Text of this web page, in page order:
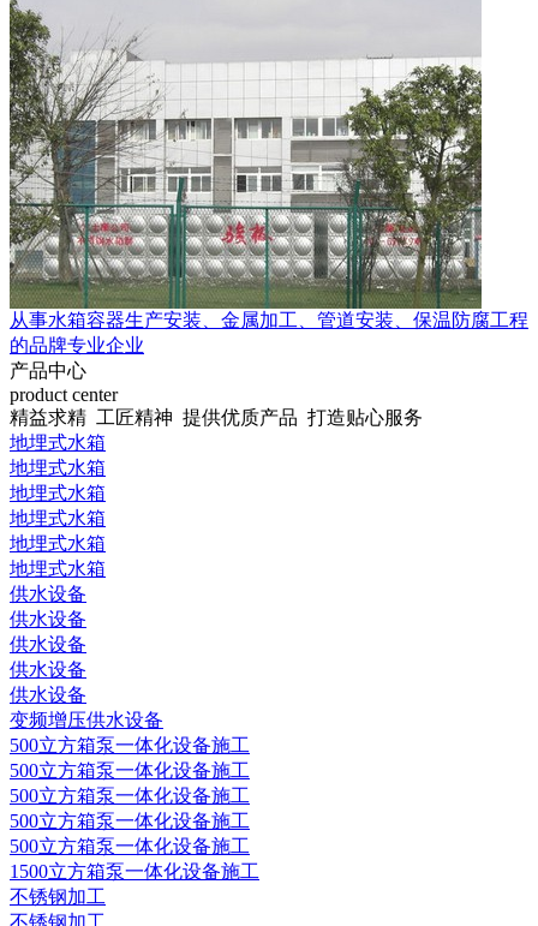
从事水箱容器生产安装、金属加工、管道安装、保温防腐工程
的品牌专业企业
产品中心
product center
精益求精 工匠精神 提供优质产品 打造贴心服务
地埋式水箱
地埋式水箱
地埋式水箱
地埋式水箱
地埋式水箱
地埋式水箱
供水设备
供水设备
供水设备
供水设备
供水设备
变频增压供水设备
500立方箱泵一体化设备施工
500立方箱泵一体化设备施工
500立方箱泵一体化设备施工
500立方箱泵一体化设备施工
500立方箱泵一体化设备施工
1500立方箱泵一体化设备施工
不锈钢加工
不锈钢加工